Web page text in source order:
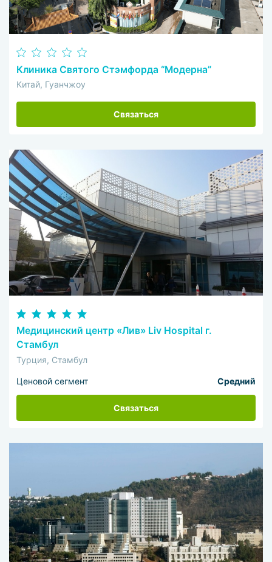
Клиника Святого Стэмфорда “Модерна”
Китай, Гуанчжоу
Связаться
Медицинский центр «Лив» Liv Hospital г.
Стамбул
Турция, Стамбул
Ценовой сегмент Средний
Связаться